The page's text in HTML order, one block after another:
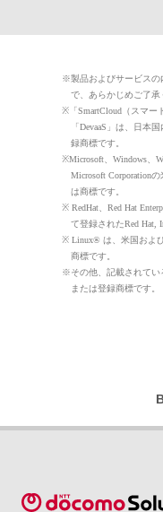
※製品およびサービスの
で、あらかじめご了承
※「SmartCloud（スマー
「DevaaS」は、日本
録商標です。
※Microsoft、Windows、
Microsoft Corporation
は商標です。
※ RedHat、Red Hat
て登録されたRed Hat,
※ Linux® は、米国およ
商標です。
※その他、記載されてい
または登録商標です。